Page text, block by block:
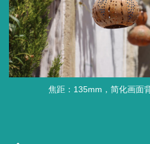
焦距：135mm，简化画面